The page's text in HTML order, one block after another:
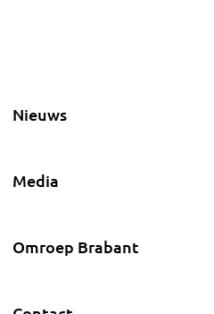
Nieuws
Media
Omroep Brabant